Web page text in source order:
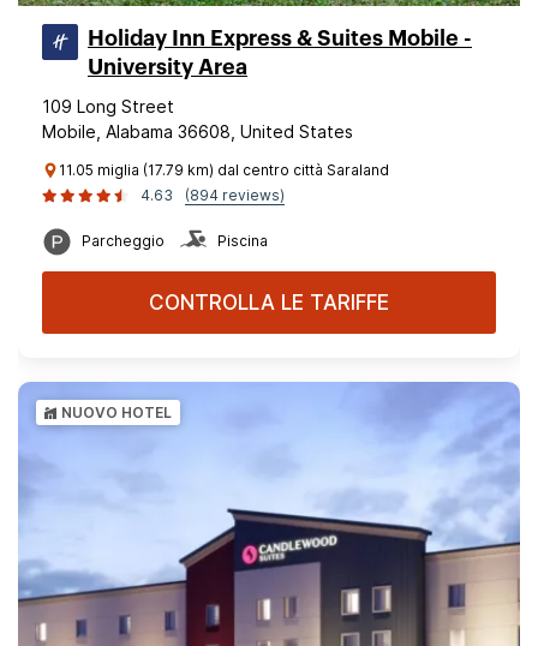
Holiday Inn Express & Suites Mobile -
University Area
109 Long Street
Mobile, Alabama 36608, United States
11.05 miglia (17.79 km) dal centro città Saraland
4.63
(894 reviews)
Parcheggio Piscina
CONTROLLA LE TARIFFE
NUOVO HOTEL